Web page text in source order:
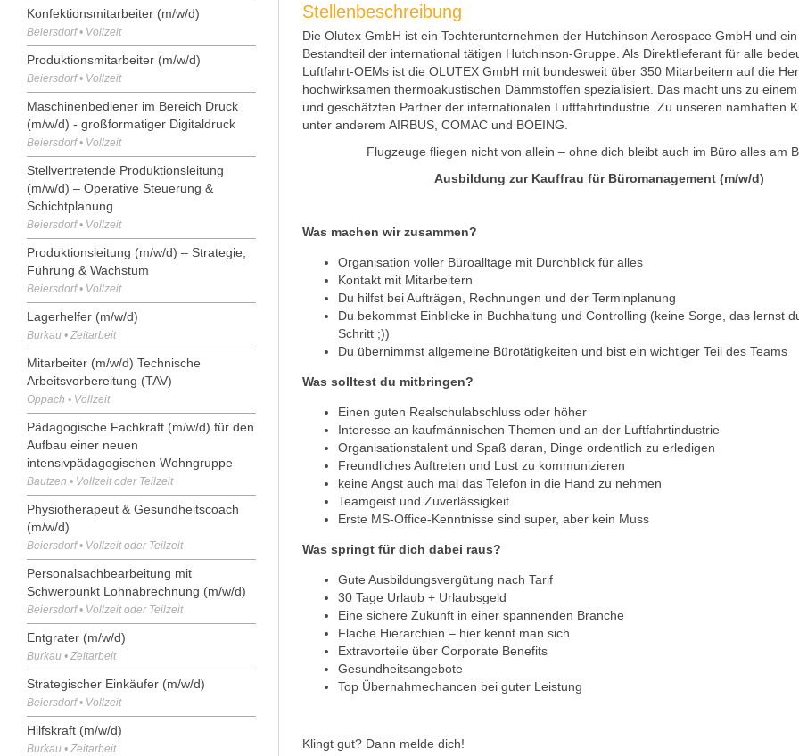
Konfektionsmitarbeiter (m/w/d)
Beiersdorf • Vollzeit
Produktionsmitarbeiter (m/w/d)
Beiersdorf • Vollzeit
Maschinenbediener im Bereich Druck
(m/w/d) - großformatiger Digitaldruck
Beiersdorf • Vollzeit
Stellvertretende Produktionsleitung
(m/w/d) – Operative Steuerung &
Schichtplanung
Beiersdorf • Vollzeit
Produktionsleitung (m/w/d) – Strategie,
Führung & Wachstum
Beiersdorf • Vollzeit
Lagerhelfer (m/w/d)
Burkau • Zeitarbeit
Mitarbeiter (m/w/d) Technische
Arbeitsvorbereitung (TAV)
Oppach • Vollzeit
Pädagogische Fachkraft (m/w/d) für den
Aufbau einer neuen
intensivpädagogischen Wohngruppe
Bautzen • Vollzeit oder Teilzeit
Physiotherapeut & Gesundheitscoach
(m/w/d)
Beiersdorf • Vollzeit oder Teilzeit
Personalsachbearbeitung mit
Schwerpunkt Lohnabrechnung (m/w/d)
Beiersdorf • Vollzeit oder Teilzeit
Entgrater (m/w/d)
Burkau • Zeitarbeit
Strategischer Einkäufer (m/w/d)
Beiersdorf • Vollzeit
Hilfskraft (m/w/d)
Burkau • Zeitarbeit
Stellenbeschreibung
Die Olutex GmbH ist ein Tochterunternehmen der Hutchinson Aerospace GmbH und
Bestandteil der international tätigen Hutchinson-Gruppe. Als Direktlieferant für alle
Luftfahrt-OEMs ist die OLUTEX GmbH mit bundesweit über 350 Mitarbeitern auf die
hochwirksamen thermoakustischen Dämmstoffen spezialisiert. Das macht uns zu
und geschätzten Partner der internationalen Luftfahrtindustrie. Zu unseren namhaften
unter anderem AIRBUS, COMAC und BOEING.
Flugzeuge fliegen nicht von allein – ohne dich bleibt auch im Büro alles am
Ausbildung zur Kauffrau für Büromanagement (m/w/d)
Was machen wir zusammen?
Organisation voller Büroalltage mit Durchblick für alles
Kontakt mit Mitarbeitern
Du hilfst bei Aufträgen, Rechnungen und der Terminplanung
Du bekommst Einblicke in Buchhaltung und Controlling (keine Sorge, das lernst
Schritt ;))
Du übernimmst allgemeine Bürotätigkeiten und bist ein wichtiger Teil des Teams
Was solltest du mitbringen?
Einen guten Realschulabschluss oder höher
Interesse an kaufmännischen Themen und an der Luftfahrtindustrie
Organisationstalent und Spaß daran, Dinge ordentlich zu erledigen
Freundliches Auftreten und Lust zu kommunizieren
keine Angst auch mal das Telefon in die Hand zu nehmen
Teamgeist und Zuverlässigkeit
Erste MS‑Office‑Kenntnisse sind super, aber kein Muss
Was springt für dich dabei raus?
Gute Ausbildungsvergütung nach Tarif
30 Tage Urlaub + Urlaubsgeld
Eine sichere Zukunft in einer spannenden Branche
Flache Hierarchien – hier kennt man sich
Extravorteile über Corporate Benefits
Gesundheitsangebote
Top Übernahmechancen bei guter Leistung
Klingt gut? Dann melde dich!